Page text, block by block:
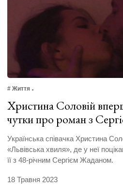
# Життя
Христина Соловій
чутки про роман з
Українська співачка Христина
«Львівська хвиля», де у неї
її з 48-річним Сергієм Жаданом.
18 Травня 2023